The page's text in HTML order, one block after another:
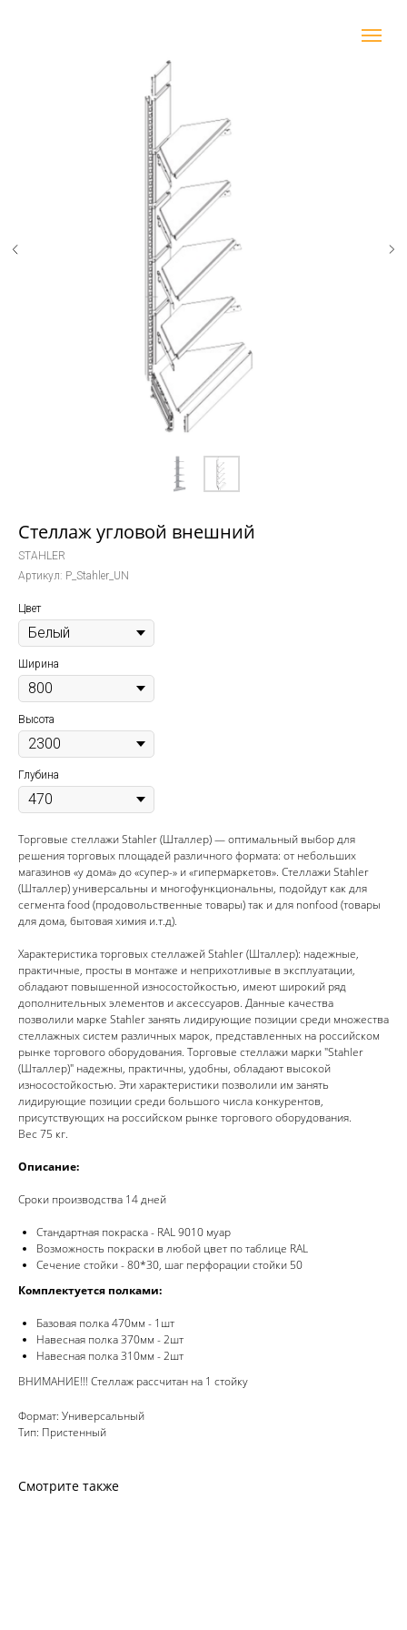
Стеллаж угловой внешний
STAHLER
Артикул: P_Stahler_UN
Цвет
Ширина
Высота
Глубина
Торговые стеллажи Stahler (Шталлер) — оптимальный выбор для
решения торговых площадей различного формата: от небольших
магазинов «у дома» до «супер-» и «гипермаркетов». Стеллажи Stahler
(Шталлер) универсальны и многофункциональны, подойдут как для
сегмента food (продовольственные товары) так и для nonfood (товары
для дома, бытовая химия и.т.д).
Характеристика торговых стеллажей Stahler (Шталлер): надежные,
практичные, просты в монтаже и неприхотливые в эксплуатации,
обладают повышенной износостойкостью, имеют широкий ряд
дополнительных элементов и аксессуаров. Данные качества
позволили марке Stahler занять лидирующие позиции среди множества
стеллажных систем различных марок, представленных на российском
рынке торгового оборудования. Торговые стеллажи марки "Stahler
(Шталлер)" надежны, практичны, удобны, обладают высокой
износостойкостью. Эти характеристики позволили им занять
лидирующие позиции среди большого числа конкурентов,
присутствующих на российском рынке торгового оборудования.
Вес 75 кг.
Описание:
Сроки производства 14 дней
Стандартная покраска - RAL 9010 муар
Возможность покраски в любой цвет по таблице RAL
Сечение стойки - 80*30, шаг перфорации стойки 50
Комплектуется полками:
Базовая полка 470мм - 1шт
Навесная полка 370мм - 2шт
Навесная полка 310мм - 2шт
ВНИМАНИЕ!!! Стеллаж рассчитан на 1 стойку
Формат: Универсальный
Тип: Пристенный
Смотрите также